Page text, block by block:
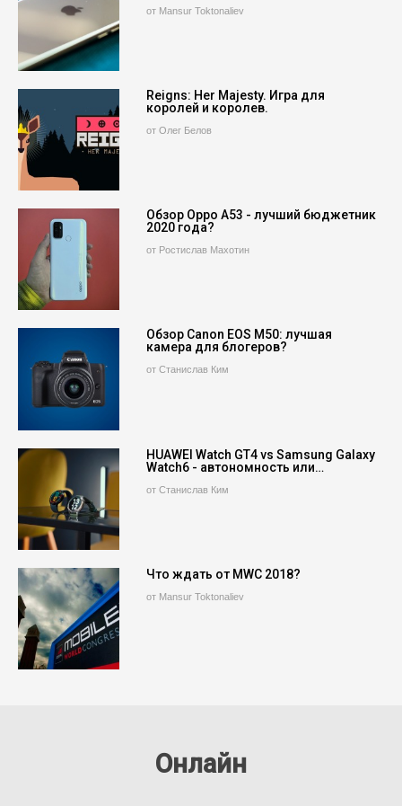
от Mansur Toktonaliev
Reigns: Her Majesty. Игра для
королей и королев.
от Олег Белов
Обзор Oppo A53 - лучший бюджетник
2020 года?
от Ростислав Махотин
Обзор Canon EOS M50: лучшая
камера для блогеров?
от Станислав Ким
HUAWEI Watch GT4 vs Samsung Galaxy
Watch6 - автономность или…
от Станислав Ким
Что ждать от MWC 2018?
от Mansur Toktonaliev
Онлайн